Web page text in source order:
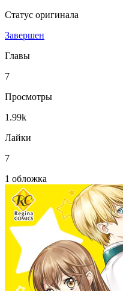
Статус оригинала
Завершен
Главы
7
Просмотры
1.99k
Лайки
7
1 обложка